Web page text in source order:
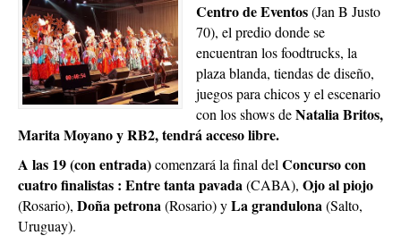
Centro de Eventos(Jan B Justo
70), el predio donde se
encuentran los foodtrucks, la
plaza blanda, tiendas de diseño,
juegos para chicos y el escenario
con los shows deNatalia Britos,
Marita Moyano y RB2, tendrá acceso libre.
A las 19 (con entrada)comenzará la final del Concurso con
cuatro finalistas : Entre tanta pavada(CABA), Ojo al piojo
(Rosario), Doña petrona(Rosario) yLa grandulona(Salto,
Uruguay).